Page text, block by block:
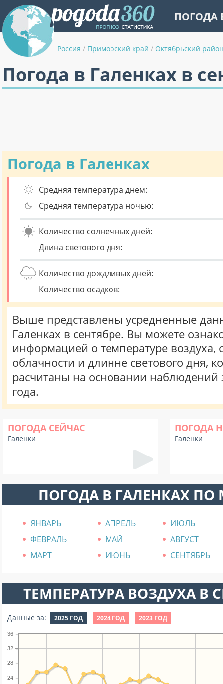
ПОГОДА
Россия / Приморский край / Октябрьский район
Погода в Галенках в
Погода в Галенках
Средняя температура днем:
Средняя температура ночью:
Количество солнечных дней:
Длина светового дня:
Количество дождливых дней:
Количество осадков:
Выше представлены усредненные
Галенках в сентябре. Вы можете
информацией о температуре воздуха,
облачности и длинне светового дня,
расчитаны на основании наблюдений
года.
ПОГОДА СЕЙЧАС
Галенки
ПОГОДА
Галенки
ПОГОДА В ГАЛЕНКАХ
ЯНВАРЬ АПРЕЛЬ
ИЮЛЬ
ФЕВРАЛЬ
МАЙ
АВГУСТ
МАРТ
ИЮНЬ СЕНТЯБРЬ
ТЕМПЕРАТУРА ВОЗДУХА В
Данные за: 2025 ГОД 2024 ГОД 2023 ГОД
24
28
32
36